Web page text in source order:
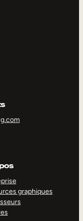
graphiques